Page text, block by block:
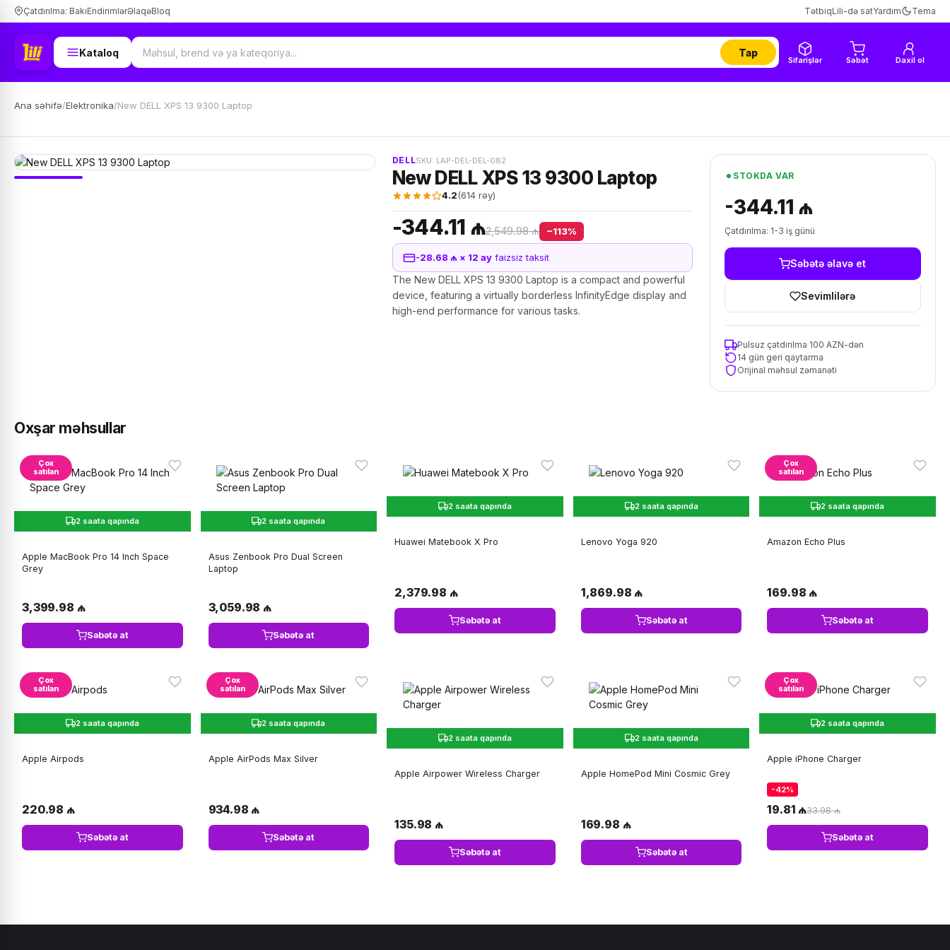
Çatdırılma: BakıEndirimlərƏlaqəBloq TətbiqLili-də satYardım Tema
Kataloq Tap
Sifarişlər Səbət Daxil ol
Ana səhifə/Elektronika/New DELL XPS 13 9300 Laptop
DELLSKU: LAP-DEL-DEL-082
New DELL XPS 13 9300 Laptop
4.2(614 rəy)
-344.11 ₼2,549.98 ₼ −113%
-28.68 ₼ × 12 ayfaizsiz taksit
The New DELL XPS 13 9300 Laptop is a compact and powerful
device, featuring a virtually borderless InfinityEdge display and
high-end performance for various tasks.
STOKDA VAR
-344.11 ₼
Çatdırılma: 1-3 iş günü
Səbətə əlavə et
Sevimlilərə
Pulsuz çatdırılma 100 AZN-dən
14 gün geri qaytarma
Orijinal məhsul zəmanəti
Oxşar məhsullar
Çox
satılan
2 saata qapında
Apple MacBook Pro 14 Inch Space
Grey
3,399.98 ₼
Səbətə at
2 saata qapında
Asus Zenbook Pro Dual Screen
Laptop
3,059.98 ₼
Səbətə at
2 saata qapında
Huawei Matebook X Pro
2,379.98 ₼
Səbətə at
2 saata qapında
Lenovo Yoga 920
1,869.98 ₼
Səbətə at
Çox
satılan
2 saata qapında
Amazon Echo Plus
169.98 ₼
Səbətə at
Çox
satılan
2 saata qapında
Apple Airpods
220.98 ₼
Səbətə at
Çox
satılan
2 saata qapında
Apple AirPods Max Silver
934.98 ₼
Səbətə at
2 saata qapında
Apple Airpower Wireless Charger
135.98 ₼
Səbətə at
2 saata qapında
Apple HomePod Mini Cosmic Grey
169.98 ₼
Səbətə at
Çox
satılan
2 saata qapında
Apple iPhone Charger
-42%
19.81 ₼33.98 ₼
Səbətə at